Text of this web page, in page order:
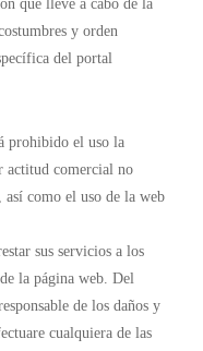
que lleve a cabo de la
y orden
del portal
prohibido el uso la
actitud comercial no
como el uso de la web
sus servicios a los
la página web. Del
de los daños y
cualquiera de las